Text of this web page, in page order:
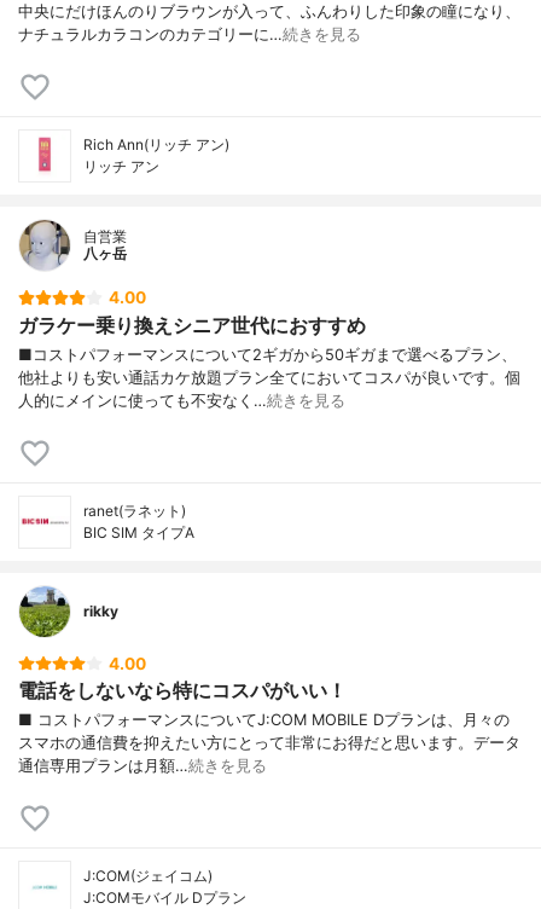
中央にだけほんのりブラウンが入って、ふんわりした印象の瞳になり、
ナチュラルカラコンのカテゴリーに…続きを見る
Rich Ann(リッチ アン)
リッチ アン
自営業
八ヶ岳
4.00
ガラケー乗り換えシニア世代におすすめ
■コストパフォーマンスについて2ギガから50ギガまで選べるプラン、
他社よりも安い通話カケ放題プラン全てにおいてコスパが良いです。個
人的にメインに使っても不安なく…続きを見る
ranet(ラネット)
BIC SIM タイプA
rikky
4.00
電話をしないなら特にコスパがいい！
■ コストパフォーマンスについてJ:COM MOBILE Dプランは、月々の
スマホの通信費を抑えたい方にとって非常にお得だと思います。データ
通信専用プランは月額…続きを見る
J:COM(ジェイコム)
J:COMモバイル Dプラン